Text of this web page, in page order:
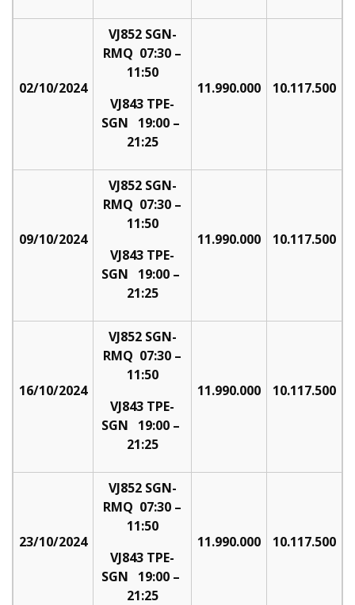
02/10/2024
VJ852 SGN-
RMQ 07:30 –
11:50
VJ843 TPE-
SGN 19:00 –
21:25
11.990.000 10.117.500
09/10/2024
VJ852 SGN-
RMQ 07:30 –
11:50
VJ843 TPE-
SGN 19:00 –
21:25
11.990.000 10.117.500
16/10/2024
VJ852 SGN-
RMQ 07:30 –
11:50
VJ843 TPE-
SGN 19:00 –
21:25
11.990.000 10.117.500
23/10/2024
VJ852 SGN-
RMQ 07:30 –
11:50
VJ843 TPE-
SGN 19:00 –
21:25
11.990.000 10.117.500